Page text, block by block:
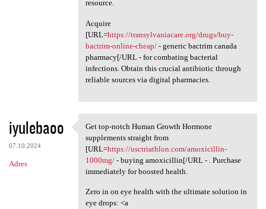
resource.
Acquire
[URL=https://transylvaniacare.org/drugs/buy-
bactrim-online-cheap/- generic bactrim canada
pharmacy[/URL - for combating bacterial
infections. Obtain this crucial antibiotic through
reliable sources via digital pharmacies.
iyulebaoo
07.10.2024
Adres
Get top-notch Human Growth
Get top-notch Human Growth Hormone
supplements straight from
[URL=https://usctriathlon.com/amoxicillin-
1000mg/- buying amoxicillin[/URL - . Purchase
immediately for boosted health.
Zero in on eye health with the ultimate solution in
eye drops: <a